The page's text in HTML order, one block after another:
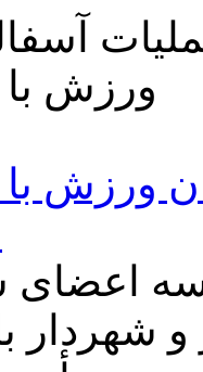
ورزش با